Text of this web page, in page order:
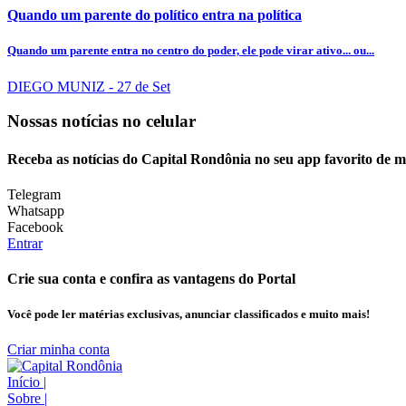
Quando um parente do político entra na política
Quando um parente entra no centro do poder, ele pode virar ativo... ou...
DIEGO MUNIZ - 27 de Set
Nossas notícias no celular
Receba as notícias do Capital Rondônia no seu app favorito de
Telegram
Whatsapp
Facebook
Entrar
Crie sua conta e confira as vantagens do Portal
Você pode ler matérias exclusivas, anunciar classificados e muito mais!
Criar minha conta
Início |
Sobre |